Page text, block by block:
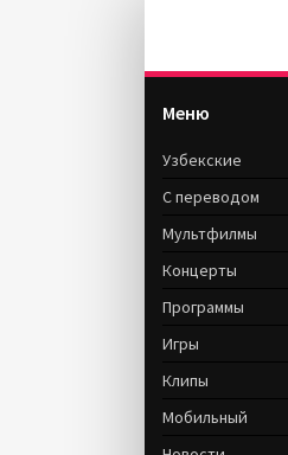
Меню
Узбекские
С переводом
Мультфилмы
Концерты
Программы
Игры
Клипы
Мобильный